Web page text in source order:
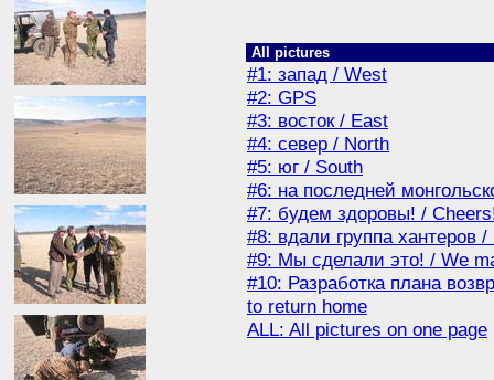
All pictures
#1: запад / West
#2: GPS
#3: восток / East
#4: север / North
#5: юг / South
#6: на последней
#7: будем здоровы! /
#8: вдали группа хантеров
#9: Мы сделали это! / We
#10: Разработка плана
to return home
ALL: All pictures on one page